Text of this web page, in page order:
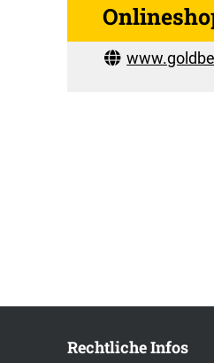
Rechtliche Infos